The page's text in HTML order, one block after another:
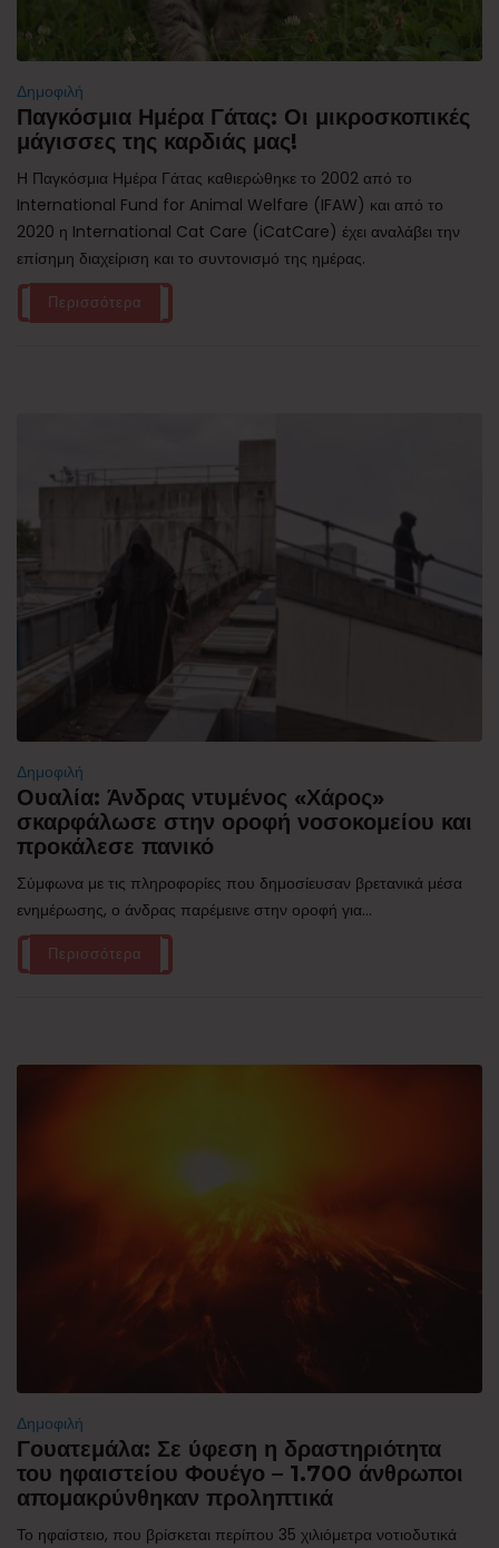
Δημοφιλή
Παγκόσμια Ημέρα Γάτας: Οι μικροσκοπικές
μάγισσες της καρδιάς μας!
Η Παγκόσμια Ημέρα Γάτας καθιερώθηκε το 2002 από το
International Fund for Animal Welfare (IFAW) και από το
2020 η International Cat Care (iCatCare) έχει αναλάβει την
επίσημη διαχείριση και το συντονισμό της ημέρας.
Περισσότερα
Δημοφιλή
Ουαλία: Άνδρας ντυμένος «Χάρος»
σκαρφάλωσε στην οροφή νοσοκομείου και
προκάλεσε πανικό
Σύμφωνα με τις πληροφορίες που δημοσίευσαν βρετανικά μέσα
ενημέρωσης, ο άνδρας παρέμεινε στην οροφή για...
Περισσότερα
Δημοφιλή
Γουατεμάλα: Σε ύφεση η δραστηριότητα
του ηφαιστείου Φουέγο – 1.700 άνθρωποι
απομακρύνθηκαν προληπτικά
Το ηφαίστειο, που βρίσκεται περίπου 35 χιλιόμετρα νοτιοδυτικά